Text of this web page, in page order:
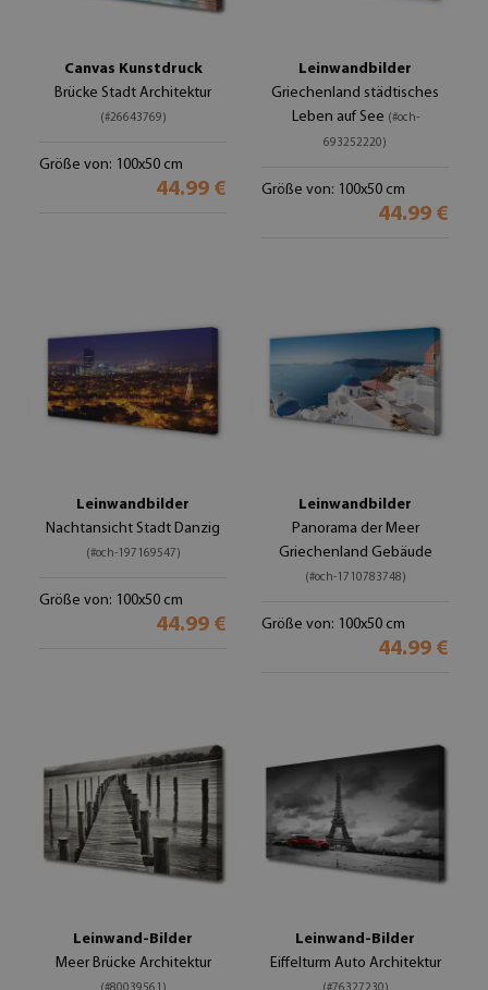
Canvas Kunstdruck
Brücke Stadt Architektur
(#26643769)
Größe von: 100x50 cm
44.99 €
Leinwandbilder
Griechenland städtisches
Leben auf See (#och-
693252220)
Größe von: 100x50 cm
44.99 €
Leinwandbilder
Nachtansicht Stadt Danzig
(#och-197169547)
Größe von: 100x50 cm
44.99 €
Leinwandbilder
Panorama der Meer
Griechenland Gebäude
(#och-1710783748)
Größe von: 100x50 cm
44.99 €
Leinwand-Bilder
Meer Brücke Architektur
Leinwand-Bilder
Eiffelturm Auto Architektur